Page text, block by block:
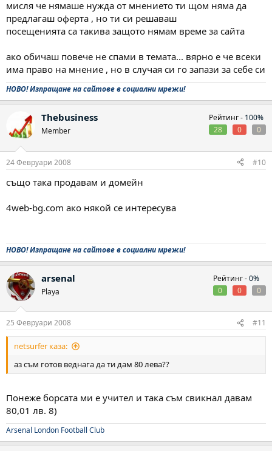
мисля че нямаше нужда от мнението ти щом няма да
предлагаш оферта , но ти си решаваш
посещенията са такива защото нямам време за сайта
ако обичаш повече не спами в темата... вярно е че всеки
има право на мнение , но в случая си го запази за себе си
НОВО! Изпращане на сайтове в социални мрежи!
Thebusiness
Member
Рейтинг - 100%
28
0 0
24 Февруари 2008 #10
също така продавам и домейн
4web-bg.com ако някой се интересува
НОВО! Изпращане на сайтове в социални мрежи!
arsenal
Playa
Рейтинг -0%
0
0 0
25 Февруари 2008 #11
netsurfer каза:
аз съм готов веднага да ти дам 80 лева??
Понеже борсата ми е учител и така съм свикнал давам
80,01 лв. 8)
Arsenal London Football Club